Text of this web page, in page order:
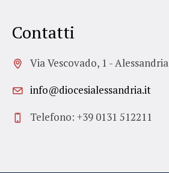
Contatti
Via Vescovado, 1 - Alessandria
info@diocesialessandria.it
Telefono: +39 0131 512211